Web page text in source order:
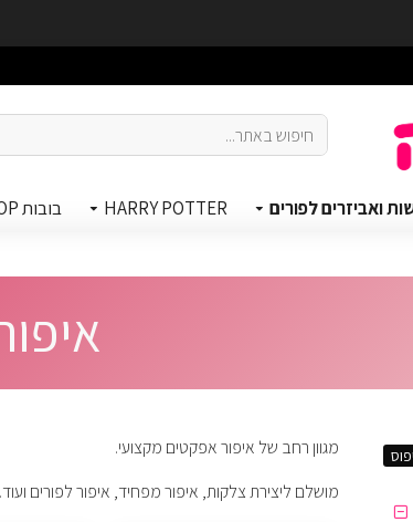
ואביזרים לפורים HARRY POTTER בובות FUNKO POP!
מגוון רחב של איפור אפקטים מקצועי.
מושלם ליצירת צלקות, איפור מפחיד, איפור לפורים ועוד.